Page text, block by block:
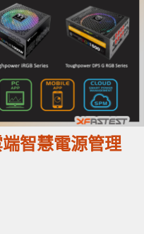
智慧電源管理